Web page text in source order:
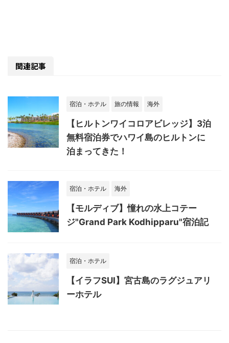
関連記事
宿泊・ホテル 旅の情報 海外
【ヒルトンワイコロアビレッジ】3泊
無料宿泊券でハワイ島のヒルトンに
泊まってきた！
宿泊・ホテル 海外
【モルディブ】憧れの水上コテー
ジ"Grand Park Kodhipparu"宿泊記
宿泊・ホテル
【イラフSUI】宮古島のラグジュアリ
ーホテル